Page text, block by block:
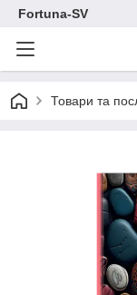
Fortuna-SV
Товари та